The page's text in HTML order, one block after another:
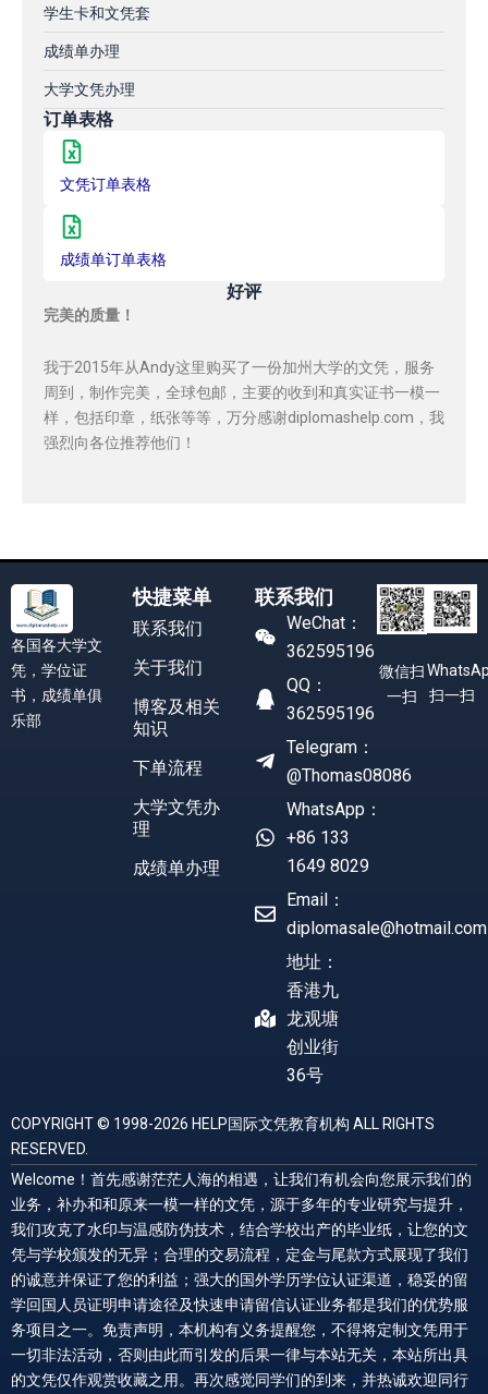
学生卡和文凭套
成绩单办理
大学文凭办理
订单表格
文凭订单表格
成绩单订单表格
好评
完美的质量！
我于2015年从Andy这里购买了一份加州大学的文凭，服务
周到，制作完美，全球包邮，主要的收到和真实证书一模一
样，包括印章，纸张等等，万分感谢diplomashelp.com，我
强烈向各位推荐他们！
各国各大学文
凭，学位证
书，成绩单俱
乐部
快捷菜单
联系我们
关于我们
博客及相关
知识
下单流程
大学文凭办
理
成绩单办理
联系我们
WeChat：
362595196
QQ：
362595196
Telegram：
@Thomas08086
WhatsApp：
+86 133
1649 8029
Email：
diplomasale@hotmail.com
地址：
香港九
龙观塘
创业街
36号
微信扫
一扫
扫一扫
COPYRIGHT © 1998-2026 HELP国际文凭教育机构 ALL RIGHTS
RESERVED.
Welcome！首先感谢茫茫人海的相遇，让我们有机会向您展示我们的
业务，补办和和原来一模一样的文凭，源于多年的专业研究与提升，
我们攻克了水印与温感防伪技术，结合学校出产的毕业纸，让您的文
凭与学校颁发的无异；合理的交易流程，定金与尾款方式展现了我们
的诚意并保证了您的利益；强大的国外学历学位认证渠道，稳妥的留
学回国人员证明申请途径及快速申请留信认证业务都是我们的优势服
务项目之一。免责声明，本机构有义务提醒您，不得将定制文凭用于
一切非法活动，否则由此而引发的后果一律与本站无关，本站所出具
的文凭仅作观赏收藏之用。再次感觉同学们的到来，并热诚欢迎同行